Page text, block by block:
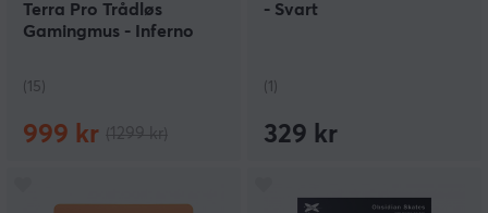
Terra Pro Trådløs
Gamingmus - Inferno
(15)
999 kr
- Svart
(1)
329 kr